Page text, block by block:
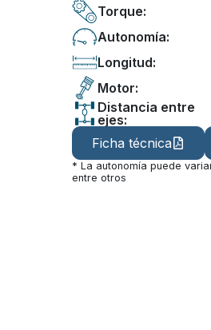
Torque:
Autonomía:
Longitud:
Motor:
Distancia entre
ejes:
Ficha técnica
* La autonomía puede
entre otros